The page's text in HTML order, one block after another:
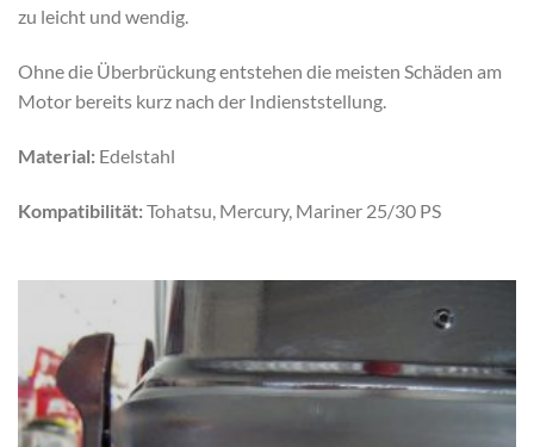
zu leicht und wendig.
Ohne die Überbrückung entstehen die meisten Schäden am
Motor bereits kurz nach der Indienststellung.
Material: Edelstahl
Kompatibilität:Tohatsu, Mercury, Mariner 25/30 PS